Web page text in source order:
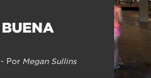
Por Megan Sullins